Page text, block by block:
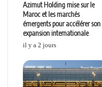
Azimut Holding mise sur le
Maroc et les marchés
émergents pour accélérer son
expansion internationale
il y a 2 jours